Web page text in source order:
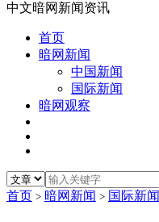
中文暗网新闻资讯
首页
暗网新闻
中国新闻
国际新闻
暗网观察
首页 > 暗网新闻 > 国际新闻